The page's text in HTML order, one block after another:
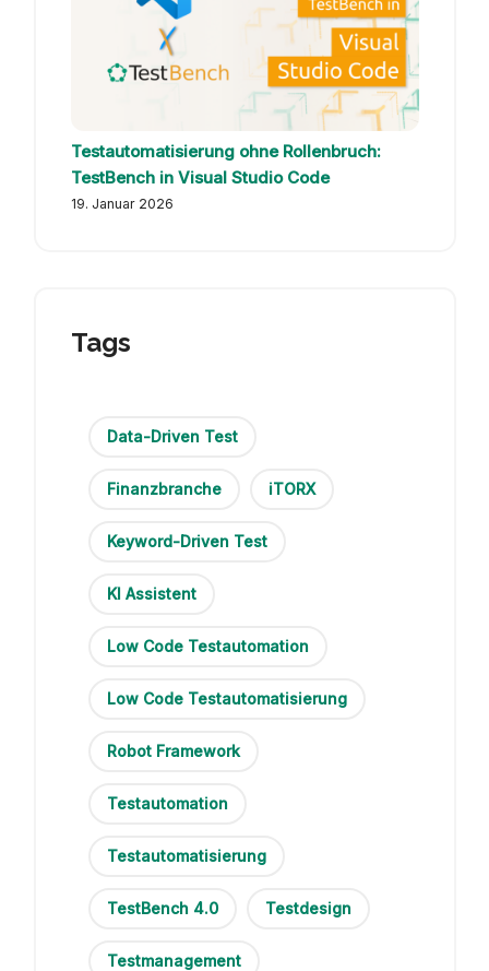
Testautomatisierung ohne Rollenbruch:
TestBench in Visual Studio Code
19. Januar 2026
Tags
Data-Driven Test
Finanzbranche iTORX
Keyword-Driven Test
KI Assistent
Low Code Testautomation
Low Code Testautomatisierung
Robot Framework
Testautomation
Testautomatisierung
TestBench 4.0 Testdesign
Testmanagement